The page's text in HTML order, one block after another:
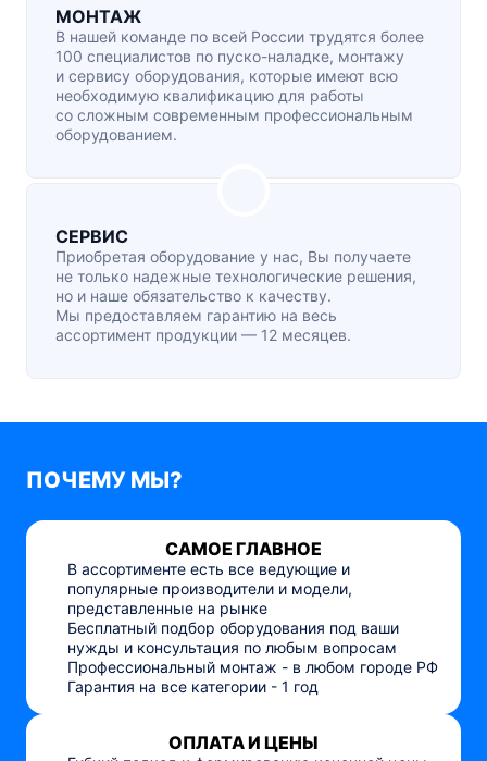
МОНТАЖ
В нашей команде по всей России трудятся более
100 специалистов по пуско-наладке, монтажу
и сервису оборудования, которые имеют всю
необходимую квалификацию для работы
со сложным современным профессиональным
оборудованием.
СЕРВИС
Приобретая оборудование у нас, Вы получаете
не только надежные технологические решения,
но и наше обязательство к качеству.
Мы предоставляем гарантию на весь
ассортимент продукции — 12 месяцев.
ПОЧЕМУ МЫ?
САМОЕ ГЛАВНОЕ
В ассортименте есть все ведующие и
популярные производители и модели,
представленные на рынке
Бесплатный подбор оборудования под ваши
нужды и консультация по любым вопросам
Профессиональный монтаж - в любом городе РФ
Гарантия на все категории - 1 год
ОПЛАТА И ЦЕНЫ